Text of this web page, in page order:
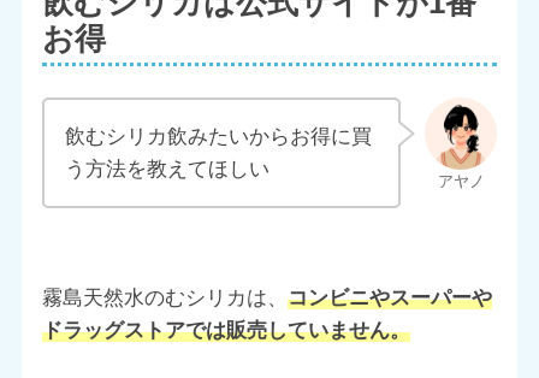
お得
飲むシリカ飲みたいからお得に買
う方法を教えてほしい
霧島天然水のむシリカは、 コンビニやスーパーや
ドラッグストアでは販売していません。